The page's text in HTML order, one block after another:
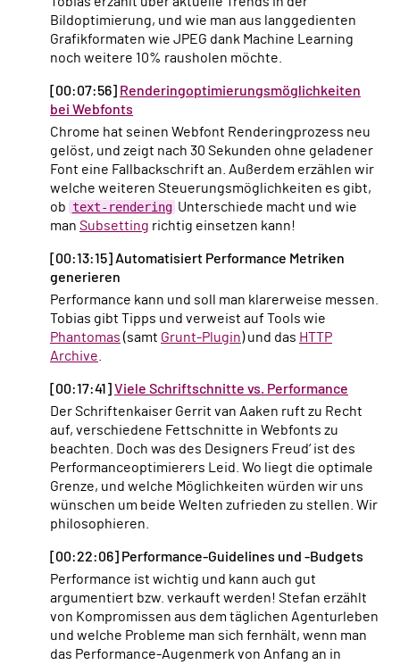
Bildoptimierung, und wie man aus langgedienten
Grafikformaten wie JPEG dank Machine Learning
noch weitere 10% rausholen möchte.
[00:07:56] Renderingoptimierungsmöglichkeiten
bei Webfonts
Chrome hat seinen Webfont Renderingprozess neu
gelöst, und zeigt nach 30 Sekunden ohne geladener
Font eine Fallbackschrift an. Außerdem erzählen wir
welche weiteren Steuerungsmöglichkeiten es gibt,
ob text-rendering Unterschiede macht und wie
man Subsetting richtig einsetzen kann!
[00:13:15] Automatisiert Performance Metriken
generieren
Performance kann und soll man klarerweise messen.
Tobias gibt Tipps und verweist auf Tools wie
Phantomas (samt Grunt-Plugin) und das HTTP
Archive.
[00:17:41] Viele Schriftschnitte vs. Performance
Der Schriftenkaiser Gerrit van Aaken ruft zu Recht
auf, verschiedene Fettschnitte in Webfonts zu
beachten. Doch was des Designers Freud‘ ist des
Performanceoptimierers Leid. Wo liegt die optimale
Grenze, und welche Möglichkeiten würden wir uns
wünschen um beide Welten zufrieden zu stellen. Wir
philosophieren.
[00:22:06] Performance-Guidelines und -Budgets
Performance ist wichtig und kann auch gut
argumentiert bzw. verkauft werden! Stefan erzählt
von Kompromissen aus dem täglichen Agenturleben
und welche Probleme man sich fernhält, wenn man
das Performance-Augenmerk von Anfang an in